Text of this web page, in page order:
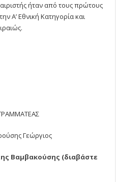
ήταν από τους πρώτους
Α’ Εθνική Κατηγορία και
Γεώργιος
Βαμβακούσης (διαβάστε